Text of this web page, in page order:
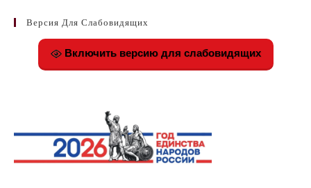
Версия Для Слабовидящих
Включить версию для слабовидящих